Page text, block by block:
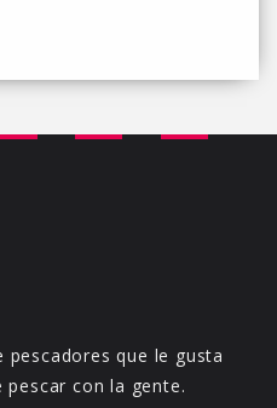
pescadores que le gusta
con la gente.